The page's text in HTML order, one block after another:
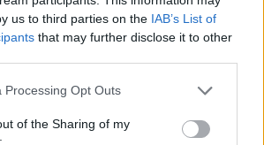
us to third parties on the IAB’s List of
that may further disclose it to other
Processing Opt Outs
of the Sharing of my
τα υδατοδρόμια στην